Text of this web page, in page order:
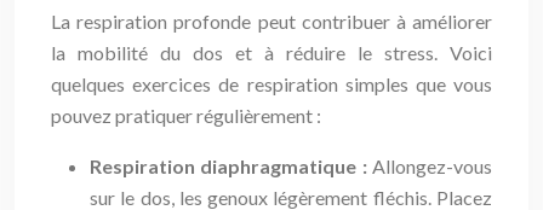
La respiration profonde peut contribuer à améliorer
la mobilité du dos et à réduire le stress. Voici
quelques exercices de respiration simples que vous
pouvez pratiquer régulièrement :
Respiration diaphragmatique : Allongez-vous
sur le dos, les genoux légèrement fléchis. Placez